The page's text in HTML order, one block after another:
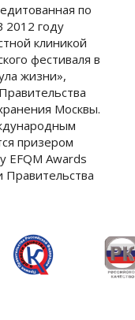
по
2012 году
клиникой
фестиваля в
жизни»,
Москвы.
призером
EFQM Awards
Правительства